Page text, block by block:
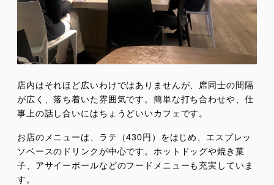
店内はそれほど広いわけではありませんが、席同士の間隔
が広く、落ち着いた雰囲気です。簡単な打ち合わせや、仕
事上の話し合いにはちょうどいいカフェです。
お店のメニューは、ラテ（430円）をはじめ、エスプレッ
ソベースのドリンクが中心です。ホットドッグや焼き菓
子、アサイーボールなどのフードメニューも充実していま
す。